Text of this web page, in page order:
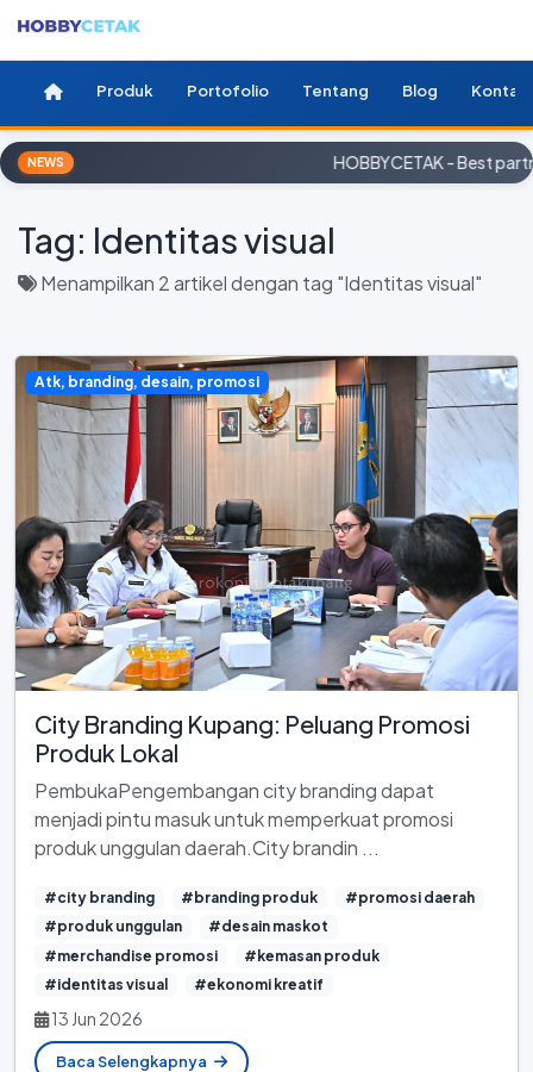
Produk Portofolio Tentang Blog Kontak
NEWS HOBBYCETAK - Best
Tag: Identitas visual
Menampilkan 2 artikel dengan tag "Identitas visual"
Atk, branding, desain, promosi
City Branding Kupang: Peluang Promosi
Produk Lokal
PembukaPengembangan city branding dapat
menjadi pintu masuk untuk memperkuat promosi
produk unggulan daerah.City brandin ...
#city branding #branding produk
#promosi daerah
#produk unggulan
#desain maskot
#merchandise promosi
#kemasan produk
#identitas visual
#ekonomi kreatif
13 Jun 2026
Baca Selengkapnya